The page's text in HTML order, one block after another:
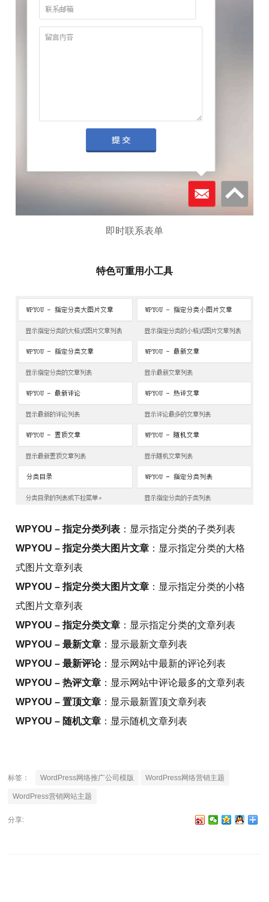
即时联系表单
特色可重用小工具
WPYOU – 指定分类列表 ：显示指定分类的子类列表
WPYOU – 指定分类大图片文章 ：显示指定分类的大格
式图片文章列表
WPYOU – 指定分类大图片文章 ：显示指定分类的小格
式图片文章列表
WPYOU – 指定分类文章 ：显示指定分类的文章列表
WPYOU – 最新文章 ：显示最新文章列表
WPYOU – 最新评论：显示网站中最新的评论列表
WPYOU – 热评文章 ：显示网站中评论最多的文章列表
WPYOU – 置顶文章 ：显示最新置顶文章列表
WPYOU – 随机文章 ：显示随机文章列表
标签： WordPress网络推广公司模版 WordPress网络营销主题
WordPress营销网站主题
分享: